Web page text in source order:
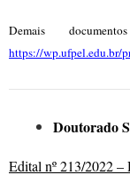
Demais
https://wp.ufpel.edu.br/
Doutorado
Edital nº 213/2022 –